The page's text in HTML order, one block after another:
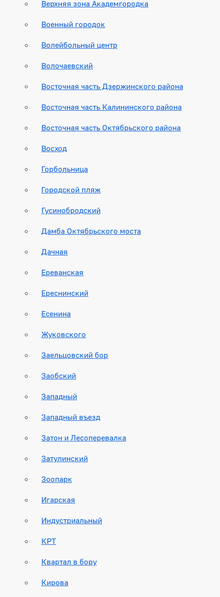
Верхняя зона Академгородка
Военный городок
Волейбольный центр
Волочаевский
Восточная часть Дзержинского района
Восточная часть Калининского района
Восточная часть Октябрьского района
Восход
Горбольница
Городской пляж
Гусинобродский
Дамба Октябрьского моста
Дачная
Ереванская
Ереснинский
Есенина
Жуковского
Заельцовский бор
Заобский
Западный
Западный въезд
Затон и Лесоперевалка
Затулинский
Зоопарк
Игарская
Индустриальный
КРТ
Квартал в бору
Кирова